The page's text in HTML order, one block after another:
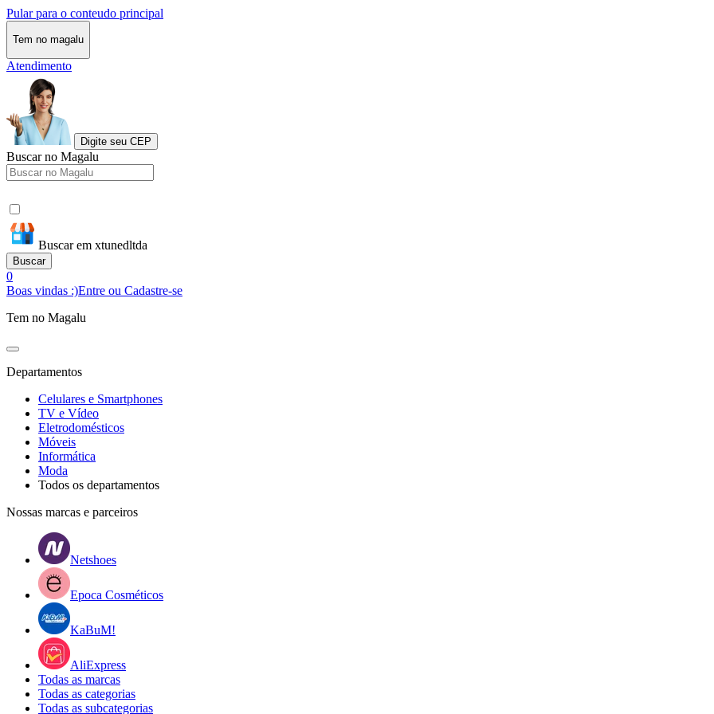
Pular para o conteudo principal
Tem no magalu
Atendimento
Digite seu CEP
Buscar no Magalu
Buscar em xtunedltda
Buscar
0
Boas vindas :)Entre ou Cadastre-se
Tem no Magalu
Departamentos
Celulares e Smartphones
TV e Vídeo
Eletrodomésticos
Móveis
Informática
Moda
Todos os departamentos
Nossas marcas e parceiros
Netshoes
Epoca Cosméticos
KaBuM!
AliExpress
Todas as marcas
Todas as categorias
Todas as subcategorias